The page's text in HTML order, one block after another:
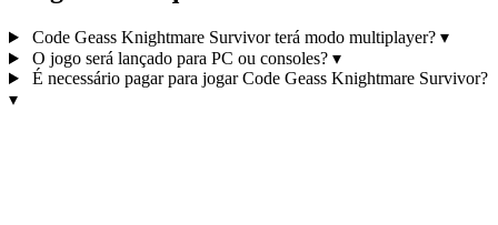
Code Geass Knightmare Survivor terá modo multiplayer? ▾
O jogo será lançado para PC ou consoles? ▾
É necessário pagar para jogar Code Geass Knightmare Survivor?
▾